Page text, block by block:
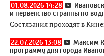
01.08.2026 14:28
и первенство странны по
Состязания проходят в
22.07.2026 13:08
Максим
программу дня города